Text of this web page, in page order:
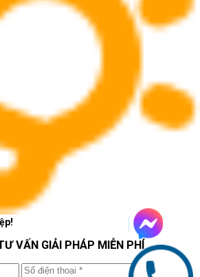
VẤN GIẢI PHÁP MIỄN PHÍ